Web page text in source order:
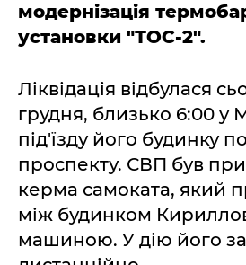
модернізація
установки "ТОС-2".
Ліквідація відбулася
грудня, близько 6:00 у
під'їзду його будинку
проспекту. СВП був
керма самоката, який
між будинком
машиною. У дію його